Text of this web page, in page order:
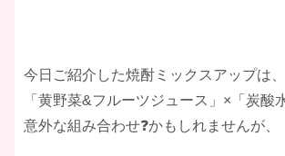
今日ご紹介した焼酎ミックスアップは、
「黄野菜&フルーツジュース」×「炭酸
意外な組み合わせ❓かもしれませんが、